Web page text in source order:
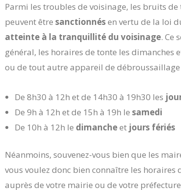
Parmi les troubles de voisinage, les bruits
peuvent être sanctionnésen vertu de la loi
atteinte à la tranquillité du voisinage. Ce
général, les horaires de tonte les dimanches
ou de tout autre appareil de débroussaillage
De 8h30 à 12h et de 14h30 à 19h30 les
De 9h à 12h et de 15h à 19h le samedi
De 10h à 12h le dimancheet jours fériés
Néanmoins, souvenez-vous bien que les
vous voulez donc bien connaître les horaires
auprès de votre mairie ou de votre